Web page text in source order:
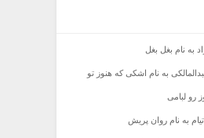
به نام بغل بغل
به نام اشکی که هنوز تو
رو لبامی
به نام روان پریش